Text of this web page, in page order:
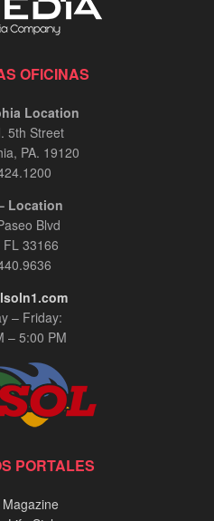
OFICINAS
Location
5th Street
PA. 19120
Location
Blvd
FL 33166
– Friday:
– 5:00 PM
PORTALES
Magazine